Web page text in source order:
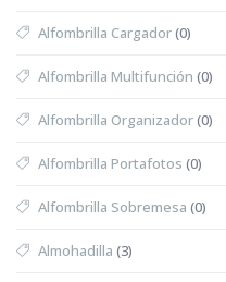
Alfombrilla Cargador(0)
Alfombrilla Multifunción (0)
Alfombrilla Organizador(0)
Alfombrilla Portafotos (0)
Alfombrilla Sobremesa (0)
Almohadilla (3)